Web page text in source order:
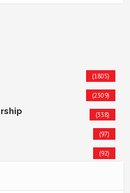
(1805)
(2309)
(338)
(97)
(92)